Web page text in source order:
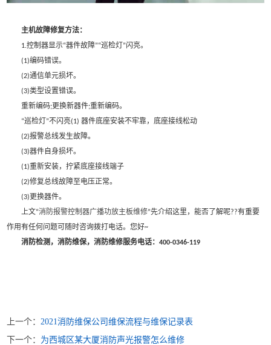
主机故障修复方法：
1.控制器显示“器件故障”“巡检灯 ”闪亮。
(1)编码错误。
(2)通信单元损坏。
(3)类型设置错误。
重新编码;更换新器件;重新编码。
“巡检灯 ”不闪亮(1)器件底座安装不牢靠，底座接线松动
(2)报警总线发生故障。
(3)器件自身损坏。
(1)重新安装，拧紧底座接线端子
(2)修复总线故障至电压正常。
(3)更换器件。
上文“消防报警控制器广播功放主板维修”先介绍这里，能否了解呢??有重要
作用有任何问题可随时咨询拨打电话。您好~
消防检测，消防维保，消防维修服务电话：400-0346-119
上一个：2021消防维保公司维保流程与维保记录表
下一个： 为西城区某大厦消防声光报警怎么维修